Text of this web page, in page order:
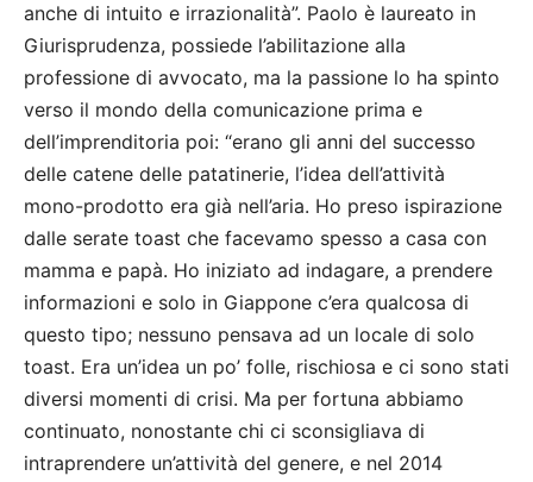
anche di intuito e irrazionalità”. Paolo è laureato in
Giurisprudenza, possiede l’abilitazione alla
professione di avvocato, ma la passione lo ha spinto
verso il mondo della comunicazione prima e
dell’imprenditoria poi: “erano gli anni del successo
delle catene delle patatinerie, l’idea dell’attività
mono-prodotto era già nell’aria. Ho preso ispirazione
dalle serate toast che facevamo spesso a casa con
mamma e papà. Ho iniziato ad indagare, a prendere
informazioni e solo in Giappone c’era qualcosa di
questo tipo; nessuno pensava ad un locale di solo
toast. Era un’idea un po’ folle, rischiosa e ci sono stati
diversi momenti di crisi. Ma per fortuna abbiamo
continuato, nonostante chi ci sconsigliava di
intraprendere un’attività del genere, e nel 2014